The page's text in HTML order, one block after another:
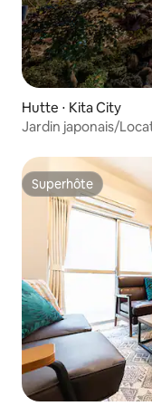
Hutte ⋅ Kita City
Jardin japonais/
Superhôte
Superhôte